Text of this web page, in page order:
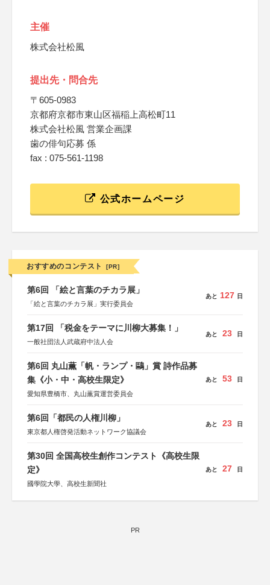
主催
株式会社松風
提出先・問合先
〒605-0983
京都府京都市東山区福稲上高松町11
株式会社松風 営業企画課
歯の俳句応募 係
fax : 075-561-1198
公式ホームページ
おすすめのコンテスト [PR]
第6回 「絵と言葉のチカラ展」
「絵と言葉のチカラ展」実行委員会
あと 127 日
第17回 「税金をテーマに川柳大募集！」
一般社団法人武蔵府中法人会
あと 23 日
第6回 丸山薫「帆・ランプ・鷗」賞 詩作品募
集《小・中・高校生限定》
愛知県豊橋市、丸山薫賞運営委員会
あと 53 日
第6回「都民の人権川柳」
東京都人権啓発活動ネットワーク協議会
あと 23 日
第30回 全国高校生創作コンテスト《高校生限
定》
國學院大學、高校生新聞社
あと 27 日
PR